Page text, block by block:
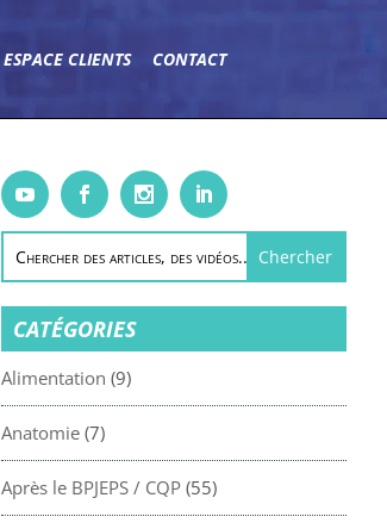
ESPACE CLIENTS CONTACT
CATÉGORIES
Alimentation (9)
Anatomie(7)
Après le BPJEPS / CQP(55)